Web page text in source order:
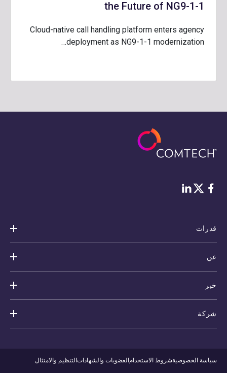
the Future of NG9-1-1
Cloud-native call handling platform enters agency
deployment as NG9-1-1 modernization…
فيس بوكTwitter
لينكد إن
قدرات
عن
خبر
شركة
سياسة الخصوصيةشروط الاستخدامالعضويات والشهاداتالتنظيم والامتثال